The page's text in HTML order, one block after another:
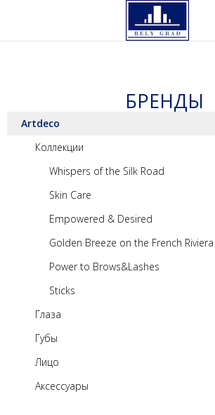
БРЕНДЫ
Artdeco
Коллекции
Whispers of the Silk Road
Skin Care
Empowered & Desired
Golden Breeze on the French Riviera
Power to Brows&Lashes
Sticks
Глаза
Губы
Лицо
Аксессуары